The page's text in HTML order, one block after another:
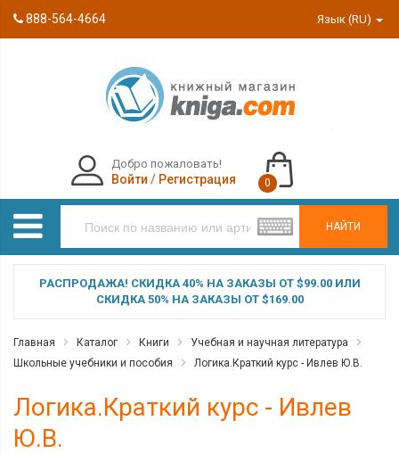
888-564-4664 Язык (RU)
НАЙТИ
Добро пожаловать!
Войти / Регистрация 0
РАСПРОДАЖА! СКИДКА 40% НА ЗАКАЗЫ ОТ $99.00 ИЛИ
СКИДКА 50% НА ЗАКАЗЫ ОТ $169.00
Главная Каталог Книги
Учебная и научная литература
Школьные учебники и пособия
Логика.Краткий курс - Ивлев Ю.В.
Логика.Краткий курс - Ивлев
Ю.В.